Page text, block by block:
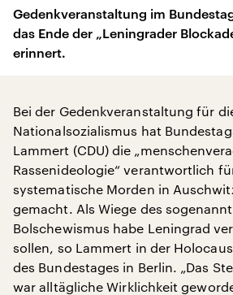
Gedenkveranstaltung im
das Ende der „Leningrader
erinnert.
Bei der Gedenkveranstaltung für
Nationalsozialismus hat
Lammert (CDU) die
Rassenideologie“ verantwortlich
systematische Morden in
gemacht. Als Wiege des
Bolschewismus habe Leningrad
sollen, so Lammert in der
des Bundestages in Berlin. „Das
war alltägliche Wirklichkeit